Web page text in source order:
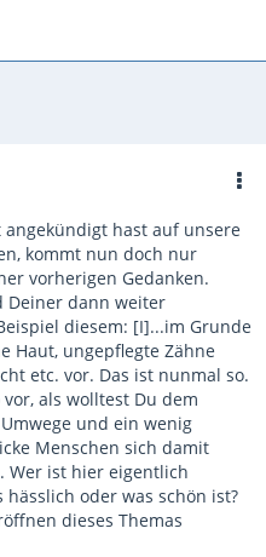
angekündigt hast auf unsere
kommt nun doch nur
vorherigen Gedanken.
Deiner dann weiter
diesem: [I]...im Grunde
Haut, ungepflegte Zähne
etc. vor. Das ist nunmal so.
als wolltest Du dem
und ein wenig
Menschen sich damit
Wer ist hier eigentlich
oder was schön ist?
dieses Themas